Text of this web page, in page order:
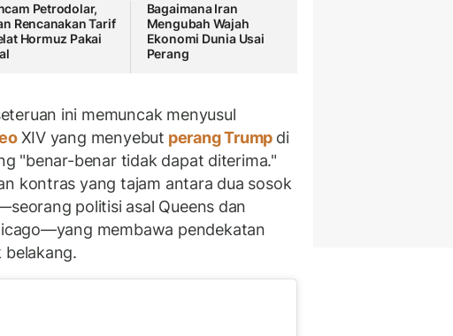
Petrodolar,
Rencanakan Tarif
Hormuz Pakai
Bagaimana Iran
Mengubah Wajah
Ekonomi Dunia Usai
Perang
ini memuncak menyusul
XIV yang menyebut perang Trump di
"benar-benar tidak dapat diterima."
kontras yang tajam antara dua sosok
politisi asal Queens dan
membawa pendekatan
belakang.